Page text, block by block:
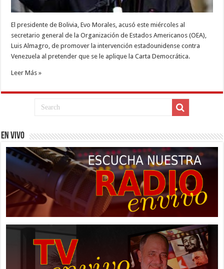
El presidente de Bolivia, Evo Morales, acusó este miércoles al
secretario general de la Organización de Estados Americanos (OEA),
Luis Almagro, de promover la intervención estadounidense contra
Venezuela al pretender que se le aplique la Carta Democrática.
Leer Más »
EN VIVO